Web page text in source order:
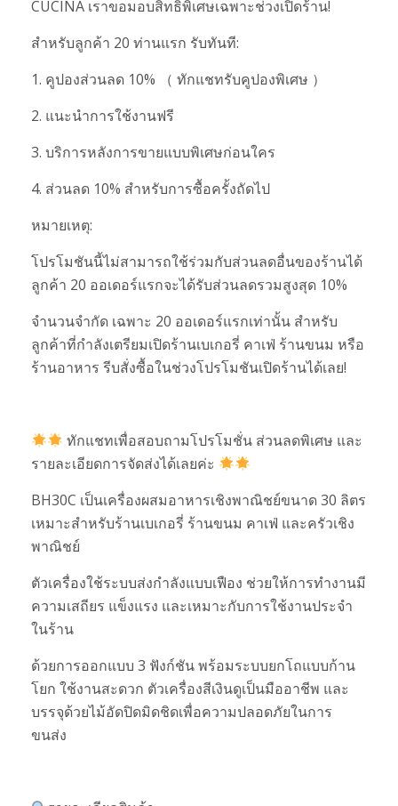
CUCINA เราขอมอบสิทธิพิเศษเฉพาะช่วงเปิดร้าน!
สำหรับลูกค้า 20 ท่านแรก รับทันที:
1. คูปองส่วนลด 10% （ ทักแชทรับคูปองพิเศษ ）
2. แนะนำการใช้งานฟรี
3. บริการหลังการขายแบบพิเศษก่อนใคร
4. ส่วนลด 10% สำหรับการซื้อครั้งถัดไป
หมายเหตุ:
โปรโมชันนี้ไม่สามารถใช้ร่วมกับส่วนลดอื่นของร้านได้
ลูกค้า 20 ออเดอร์แรกจะได้รับส่วนลดรวมสูงสุด 10%
จำนวนจำกัด เฉพาะ 20 ออเดอร์แรกเท่านั้น สำหรับ
ลูกค้าที่กำลังเตรียมเปิดร้านเบเกอรี่ คาเฟ่ ร้านขนม หรือ
ร้านอาหาร รีบสั่งซื้อในช่วงโปรโมชันเปิดร้านได้เลย!
ทักแชทเพื่อสอบถามโปรโมชั่น ส่วนลดพิเศษ และ
รายละเอียดการจัดส่งได้เลยค่ะ
BH30C เป็นเครื่องผสมอาหารเชิงพาณิชย์ขนาด 30 ลิตร
เหมาะสำหรับร้านเบเกอรี่ ร้านขนม คาเฟ่ และครัวเชิง
พาณิชย์
ตัวเครื่องใช้ระบบส่งกำลังแบบเฟือง ช่วยให้การทำงานมี
ความเสถียร แข็งแรง และเหมาะกับการใช้งานประจำ
ในร้าน
ด้วยการออกแบบ 3 ฟังก์ชัน พร้อมระบบยกโถแบบก้าน
โยก ใช้งานสะดวก ตัวเครื่องสีเงินดูเป็นมืออาชีพ และ
บรรจุด้วยไม้อัดปิดมิดชิดเพื่อความปลอดภัยในการ
ขนส่ง